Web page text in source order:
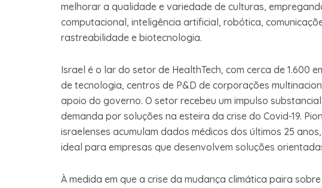
melhorar a qualidade e variedade de culturas,
computacional, inteligência artificial, robótica,
rastreabilidade e biotecnologia.
Israel é o lar do setor de HealthTech, com cerca de 1.600
de tecnologia, centros de P&D de corporações
apoio do governo. O setor recebeu um impulso
demanda por soluções na esteira da crise do Covid-19.
israelenses acumulam dados médicos dos últimos 25
ideal para empresas que desenvolvem soluções
À medida em que a crise da mudança climática paira